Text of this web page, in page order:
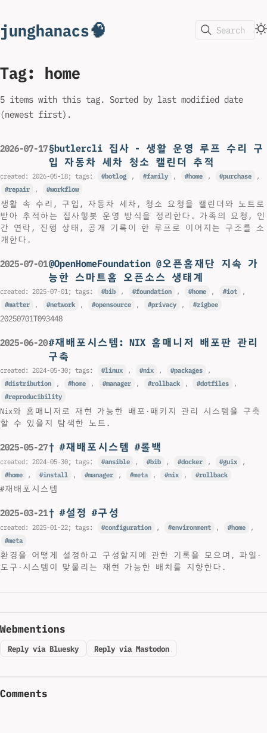
junghanacs🧠 Search
Tag: home
5 items with this tag. Sorted by last modified date
(newest first).
2026-07-17§butlercli 집사 - 생활 운영 루프 수리 구
입 자동차 세차 청소 캘린더 추적
created: 2026-05-18; tags: botlog , family , home , purchase
,
repair
, workflow
생활 속 수리, 구입, 자동차 세차, 청소 요청을 캘린더와 노트로
받아 추적하는 집사힣봇 운영 방식을 정리한다. 가족의 요청, 인
간 연락, 진행 상태, 공개 기록이 한 루프로 이어지는 구조를 소
개한다.
2025-07-01@OpenHomeFoundation @오픈홈재단 지속 가
능한 스마트홈 오픈소스 생태계
created: 2025-07-01 ; tags: bib , foundation , home , iot
,
matter
, network , opensource , privacy , zigbee
20250701T093448
2025-06-20#재배포시스템: NIX 홈매니저 배포판 관리
구축
created: 2024-05-30; tags: linux , nix , packages
,
distribution
, home , manager , rollback , dotfiles
,
reproducibility
Nix와 홈매니저로 재현 가능한 배포·패키지 관리 시스템을 구축
할 수 있을지 탐색한 노트.
2025-05-27† #재배포시스템 #롤백
created: 2024-05-30; tags: ansible , bib , docker , guix
,
home
, install , manager , meta , nix , rollback
#재배포시스템
2025-03-21† #설정 #구성
created: 2025-01-22; tags: configuration , environment , home
,
meta
환경을 어떻게 설정하고 구성할지에 관한 기록을 모으며, 파일·
도구·시스템이 맞물리는 재현 가능한 배치를 지향한다.
Webmentions
Reply via Bluesky Reply via Mastodon
Comments